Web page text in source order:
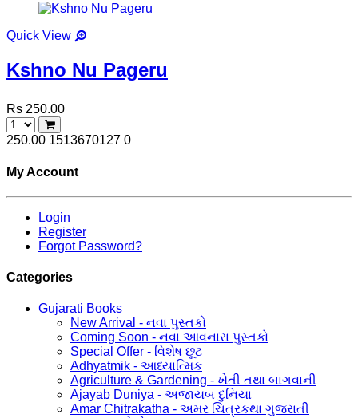
Quick View
Kshno Nu Pageru
Rs 250.00
250.00 1513670127 0
My Account
Login
Register
Forgot Password?
Categories
Gujarati Books
New Arrival - નવા પુસ્તકો
Coming Soon - નવા આવનારા પુસ્તકો
Special Offer - વિશેષ છૂટ
Adhyatmik - આધ્યાત્મિક
Agriculture & Gardening - ખેતી તથા બાગવાની
Ajayab Duniya - અજાયબ દુનિયા
Amar Chitrakatha - અમર ચિત્રકથા ગુજરાતી